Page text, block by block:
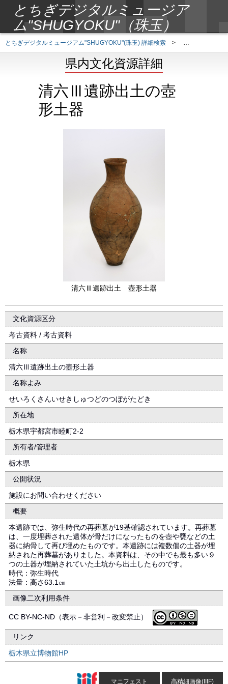
とちぎデジタルミュージア
ム"SHUGYOKU"（珠玉）
とちぎデジタルミュージアム"SHUGYOKU"(珠玉) 詳細検索 > 県内文化資源詳
県内文化資源詳細
清六Ⅲ遺跡出土の壺
形土器
清六Ⅲ遺跡出土 壺形土器
文化資源区分
考古資料 / 考古資料
名称
清六Ⅲ遺跡出土の壺形土器
名称よみ
せいろくさんいせきしゅつどのつぼがたどき
所在地
栃木県宇都宮市睦町2-2
所有者/管理者
栃木県
公開状況
施設にお問い合わせください
概要
本遺跡では、弥生時代の再葬墓が19基確認されています。再葬墓
は、一度埋葬された遺体が骨だけになったものを壺や甕などの土
器に納骨して再び埋めたものです。本遺跡には複数個の土器が埋
納された再葬墓がありました。本資料は、その中でも最も多い９
つの土器が埋納されていた土坑から出土したものです。
時代：弥生時代
法量：高さ63.1㎝
画像二次利用条件
CC BY-NC-ND（表示－非営利－改変禁止）
リンク
栃木県立博物館HP
マニフェスト 高精細画像(IIIF)